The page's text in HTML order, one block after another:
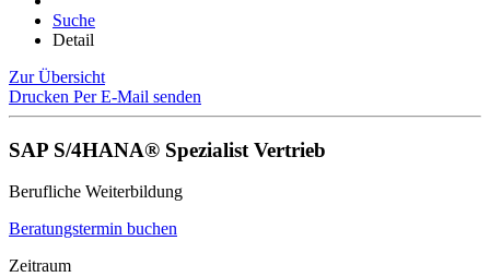
Suche
Detail
Zur Übersicht
Drucken Per E-Mail senden
SAP S/4HANA® Spezialist Vertrieb
Berufliche Weiterbildung
Beratungstermin buchen
Zeitraum